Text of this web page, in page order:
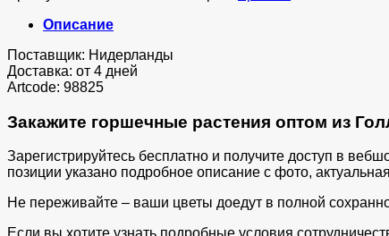
Описание
Поставщик: Нидерланды
Доставка: от 4 дней
Artcode: 98825
Закажите горшечные растения оптом из
Зарегистрируйтесь бесплатно и получите доступ в
позиции указано подробное описание с фото,
Не переживайте – ваши цветы доедут в полной